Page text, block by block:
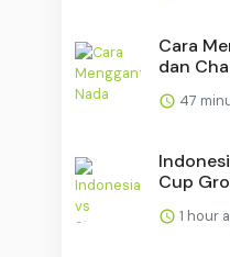
Cara
dan
47
Cup
1 hour